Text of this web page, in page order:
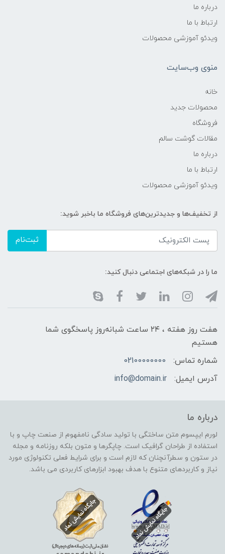
درباره ما
ارتباط با ما
ویدئو آموزشی محصولات
منوی وب‌سایت
خانه
محصولات جدید
فروشگاه
مقالات گوشت سالم
درباره ما
ارتباط با ما
ویدئو آموزشی محصولات
از تخفیف‌ها و جدیدترین‌های فروشگاه ما باخبر شوید:
ثبت‌نام
ما را در شبکه‌های اجتماعی دنبال کنید:
هفت روز هفته ، ۲۴ ساعت شبانه‌روز پاسخگوی شما
هستیم
شماره تماس:
02100000000
آدرس ایمیل:
info@domain.ir
درباره ما
لورم ایپسوم متن ساختگی با تولید سادگی نامفهوم از صنعت چاپ و با
استفاده از طراحان گرافیک است. چاپگرها و متون بلکه روزنامه و مجله
در ستون و سطرآنچنان که لازم است و برای شرایط فعلی تکنولوژی مورد
نیاز و کاربردهای متنوع با هدف بهبود ابزارهای کاربردی می باشد.